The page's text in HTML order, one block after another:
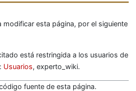
modificar esta página, por el siguiente
está restringida a los usuarios de
Usuarios, experto_wiki.
fuente de esta página.